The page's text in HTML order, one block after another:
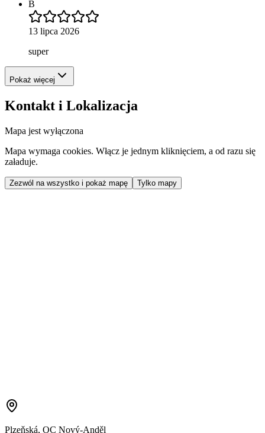
B
13 lipca 2026
super
Pokaż więcej
Kontakt i Lokalizacja
Mapa jest wyłączona
Mapa wymaga cookies. Włącz je jednym kliknięciem, a od razu się
załaduje.
Zezwól na wszystko i pokaż mapę Tylko mapy
Plzeňská, OC Nový-Anděl